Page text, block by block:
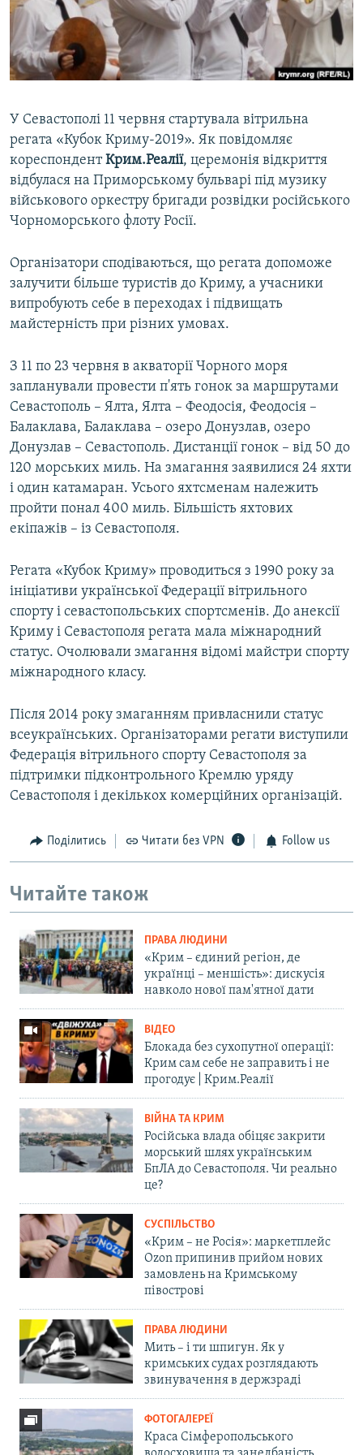
ВІДЕОУРОКИ «ELIFBE»
СВІДЧЕННЯ ОКУПАЦІЇ
УКРАЇНСЬКА ПРОБЛЕМА КРИМУ
Русский
Qırımtatar
Усі сайти RFE/RL
У Севастополі 11 червня стартувала вітрильна
регата «Кубок Криму-2019». Як повідомляє
кореспондентКрим.Реалії, церемонія відкриття
відбулася на Приморському бульварі під музику
військового оркестру бригади розвідки російського
Чорноморського флоту Росії.
Організатори сподіваються, що регата допоможе
залучити більше туристів до Криму, а учасники
випробують себе в переходах і підвищать
майстерність при різних умовах.
З 11 по 23 червня в акваторії Чорного моря
запланували провести п'ять гонок за маршрутами
Севастополь – Ялта, Ялта – Феодосія, Феодосія –
Балаклава, Балаклава – озеро Донузлав, озеро
Донузлав – Севастополь. Дистанції гонок – від 50 до
120 морських миль. На змагання заявилися 24 яхти
і один катамаран. Усього яхтсменам належить
пройти понал 400 миль. Більшість яхтових
екіпажів – із Севастополя.
Регата «Кубок Криму» проводиться з 1990 року за
ініціативи української Федерації вітрильного
спорту і севастопольських спортсменів. До анексії
Криму і Севастополя регата мала міжнародний
статус. Очолювали змагання відомі майстри спорту
міжнародного класу.
Після 2014 року змаганням привласнили статус
всеукраїнських. Організаторами регати виступили
Федерація вітрильного спорту Севастополя за
підтримки підконтрольного Кремлю уряду
Севастополя і декількох комерційних організацій.
Поділитись Читати без VPN Follow us
Читайте також
ПРАВА ЛЮДИНИ
«Крим – єдиний регіон, де
українці – меншість»: дискусія
навколо нової пам'ятної дати
ВІДЕО
Блокада без сухопутної операції:
Крим сам себе не заправить і не
прогодує | Крим.Реалії
ВІЙНА ТА КРИМ
Російська влада обіцяє закрити
морський шлях українським
БпЛА до Севастополя. Чи реально
це?
СУСПІЛЬСТВО
«Крим – не Росія»: маркетплейс
Ozon припинив прийом нових
замовлень на Кримському
півострові
ПРАВА ЛЮДИНИ
Мить – і ти шпигун. Як у
кримських судах розглядають
звинувачення в держзраді
ФОТОГАЛЕРЕЇ
Краса Сімферопольського